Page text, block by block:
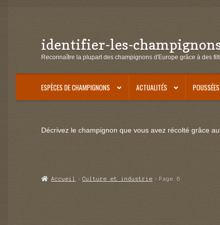
Aller
à
navigation
Aller
au
identifier-les-
Reconnaître la plupart des champignons d'Europe grâce à des
ESPÈCES DE CHAMPIGNONS ACTUALITÉS
Décrivez le champignon que vous avez récolté grâce
Accueil Culture et industrie Page 6